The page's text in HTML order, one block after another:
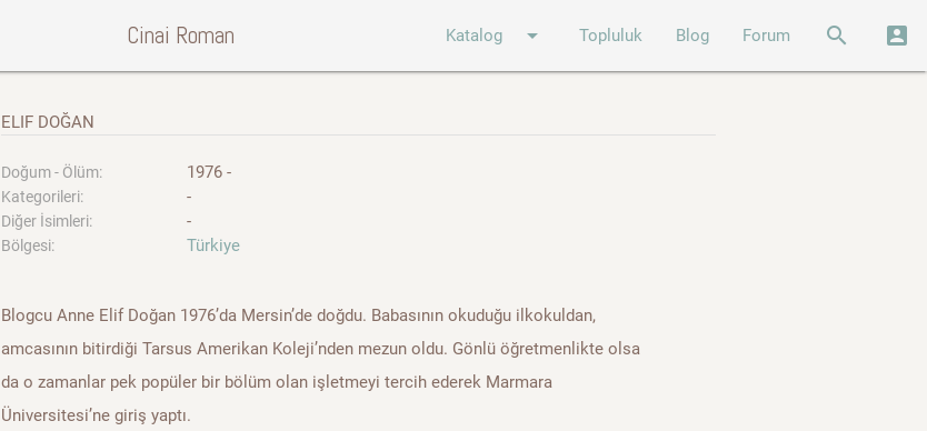
Cinai Roman Katalog arrow_drop_down Topluluk Blog Forum search account_box
ELIF DOĞAN
Doğum - Ölüm: 1976 -
Kategorileri: -
Diğer İsimleri: -
Bölgesi: Türkiye
Blogcu Anne Elif Doğan 1976’da Mersin’de doğdu. Babasının okuduğu ilkokuldan,
amcasının bitirdiği Tarsus Amerikan Koleji’nden mezun oldu. Gönlü öğretmenlikte olsa
da o zamanlar pek popüler bir bölüm olan işletmeyi tercih ederek Marmara
Üniversitesi’ne giriş yaptı.